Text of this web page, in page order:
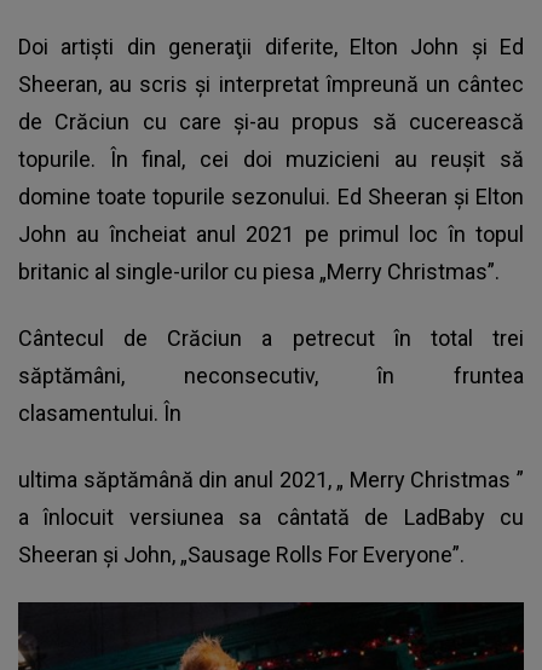
Doi artiști din generaţii diferite, Elton John şi Ed
Sheeran, au scris şi interpretat împreună un cântec
de Crăciun cu care și-au propus să cucerească
topurile. În final, cei doi muzicieni au reușit să
domine toate topurile sezonului. Ed Sheeran şi Elton
John au încheiat anul 2021 pe primul loc în topul
britanic al single-urilor cu piesa „Merry Christmas”.
Cântecul de Crăciun a petrecut în total trei
săptămâni, neconsecutiv, în fruntea
clasamentului. În
ultima săptămână din anul 2021, „ Merry Christmas ”
a înlocuit versiunea sa cântată de LadBaby cu
Sheeran şi John, „Sausage Rolls For Everyone”.